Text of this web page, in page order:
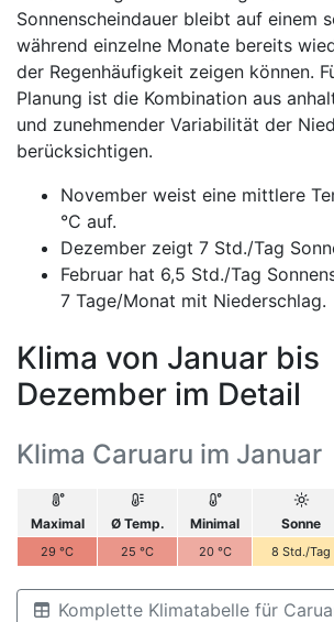
Sonnenscheindauer bleibt auf einem
während einzelne Monate bereits
der Regenhäufigkeit zeigen können.
Planung ist die Kombination aus
und zunehmender Variabilität der
berücksichtigen.
November weist eine mittlere
°C auf.
Dezember zeigt 7 Std./Tag
Februar hat 6,5 Std./Tag
7 Tage/Monat mit Niederschlag.
Klima von Januar bis
Dezember im Detail
Klima Caruaru im Januar
Maximal Ø Temp. Minimal Sonne
29 °C 25 °C 20 °C 8 Std./Tag
Komplette Klimatabelle für